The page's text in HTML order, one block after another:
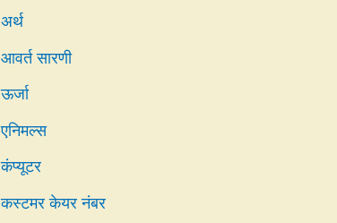
अर्थ
आवर्त सारणी
ऊर्जा
एनिमल्स
कंप्यूटर
कस्टमर केयर नंबर